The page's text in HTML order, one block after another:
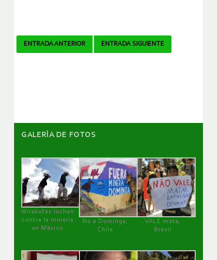
Navegador
ENTRADA ANTERIOR ENTRADA SIGUIENTE
GALERÌA DE FOTOS
Wirakutas luchan
contra la minería
en México
No a Dominga,
Chile
VALE mata,
Brasil